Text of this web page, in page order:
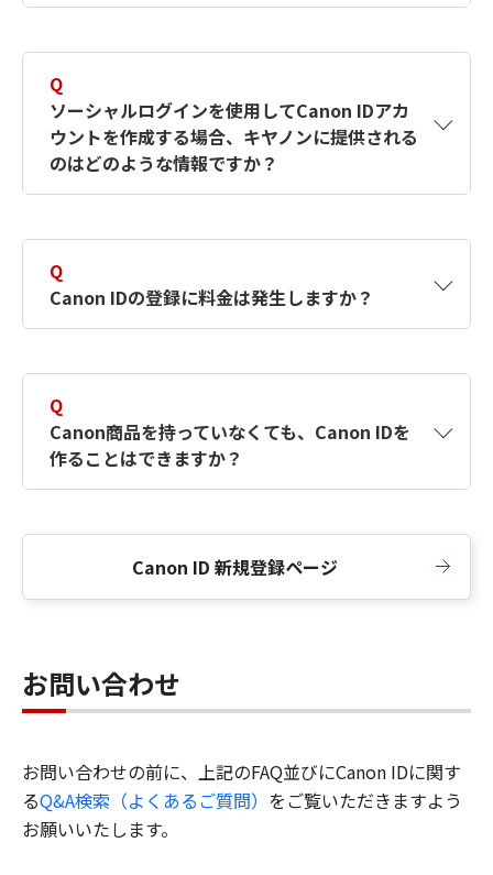
す。詳しい作成方法は【カメラ】Canon IDとは
何ですか？Canon IDの作成方法は？をご確認く
ださい。
Q
ソーシャルログインを使用してCanon IDアカ
ウントを作成する場合、キヤノンに提供される
のはどのような情報ですか？
択したサービスから取得します。アカウントを
簡単に作成できるように、この情報を使用して
Canon IDの登録フォームを入力します。
Q
Canon IDの登録に料金は発生しますか？
Q
Canon商品を持っていなくても、Canon IDを
作ることはできますか？
Canon ID 新規登録ページ
お問い合わせ
お問い合わせの前に、上記のFAQ並びにCanon IDに関す
るQ&A検索（よくあるご質問） をご覧いただきますよう
お願いいたします。